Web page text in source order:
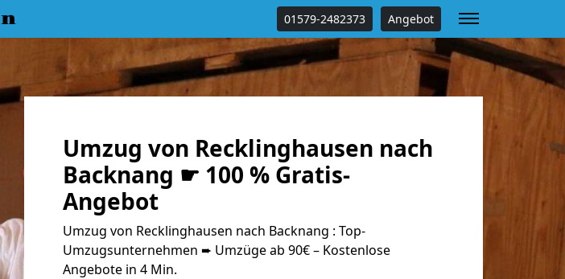
01579-2482373 Angebot
Umzug von Recklinghausen nach
Backnang ☛ 100 % Gratis-
Angebot
Umzug von Recklinghausen nach Backnang : Top-
Umzugsunternehmen ➨ Umzüge ab 90€ – Kostenlose
Angebote in 4 Min.